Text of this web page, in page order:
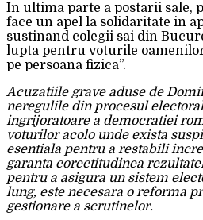
In ultima parte a postarii sale,
face un apel la solidaritate in
sustinand colegii sai din
lupta pentru voturile
pe persoana fizica”.
Acuzatiile grave aduse de
neregulile din procesul
ingrijoratoare a democratiei
voturilor acolo unde exista
esentiala pentru a restabili
garanta corectitudinea
pentru a asigura un sistem
lung, este necesara o reforma
gestionare a scrutinelor.